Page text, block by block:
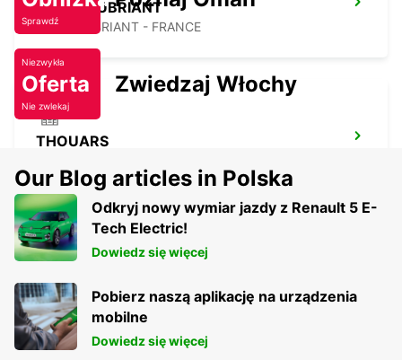
CHATEAUBRIANT
CHATEAUBRIANT - FRANCE
THOUARS
Sprawdź
Niezwykła
Oferta
Nie zwlekaj
Zwiedzaj Włochy
Our Blog articles in Polska
Odkryj nowy wymiar jazdy z Renault 5 E-
Tech Electric!
Dowiedz się więcej
Pobierz naszą aplikację na urządzenia
mobilne
Dowiedz się więcej